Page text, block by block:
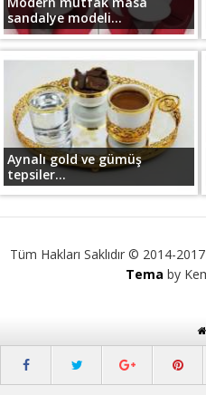
sandalye modeli...
Aynalı gold ve gümüş
tepsiler...
Tüm Hakları Saklıdır © 2014-2017
Tema by